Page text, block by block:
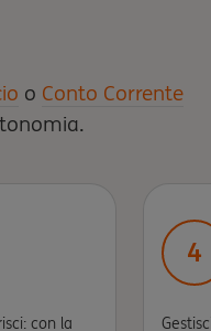
o Conto Corrente
con la
4